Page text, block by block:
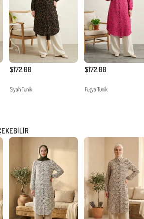
$172.00
Siyah Tunik
$172.00
Fuşya Tunik